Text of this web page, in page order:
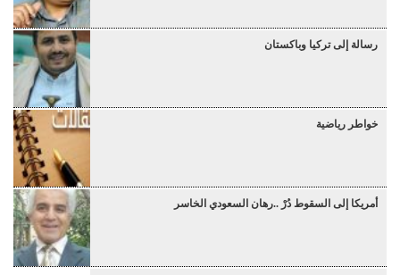
رسالة إلى تركيا وباكستان
خواطر رياضية
أمريكا إلى السقوط دُرْ ..رهان السعودي الخاسر